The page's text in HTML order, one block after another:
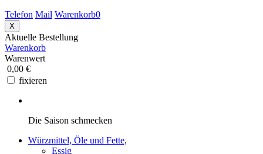
Telefon Mail Warenkorb0
X
Aktuelle Bestellung
Warenkorb
Warenwert
0,00 €
fixieren
Die Saison schmecken
Würzmittel, Öle und Fette,
Essig